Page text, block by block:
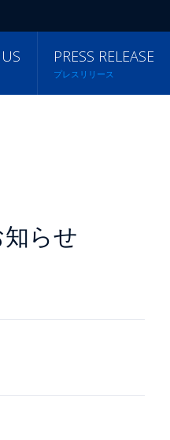
PRESS RELEASE
プレスリリース
らせ